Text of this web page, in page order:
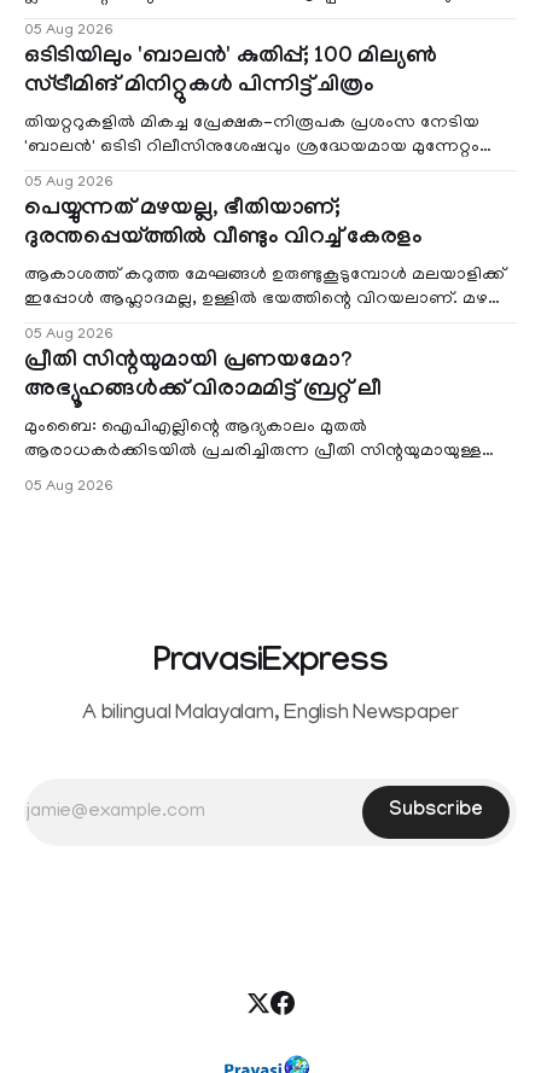
ബെൽ ജാർ' എന്ന ചിത്രത്തി
05 Aug 2026
ഒടിടിയിലും 'ബാലൻ' കുതിപ്പ്; 100 മില്യൺ
സ്ട്രീമിങ് മിനിറ്റുകൾ പിന്നിട്ട് ചിത്രം
തിയറ്ററുകളിൽ മികച്ച പ്രേക്ഷക-നിരൂപക പ്രശംസ നേടിയ
'ബാലൻ' ഒടിടി റിലീസിനുശേഷവും ശ്രദ്ധേയമായ മുന്നേറ്റം
തുടരുന്നു. സീ5-ൽ
05 Aug 2026
പെയ്യുന്നത് മഴയല്ല, ഭീതിയാണ്;
ദുരന്തപ്പെയ്ത്തിൽ വീണ്ടും വിറച്ച് കേരളം
ആകാശത്ത് കറുത്ത മേഘങ്ങൾ ഉരുണ്ടുകൂടുമ്പോൾ മലയാളിക്ക്
ഇപ്പോൾ ആഹ്ലാദമല്ല, ഉള്ളിൽ ഭയത്തിന്റെ വിറയലാണ്. മഴ
ഒരുകാലത്ത് സമൃദ്ധിയുടെയും പ്
05 Aug 2026
പ്രീതി സിന്റയുമായി പ്രണയമോ?
അഭ്യൂഹങ്ങൾക്ക് വിരാമമിട്ട് ബ്രറ്റ് ലീ
മുംബൈ: ഐപിഎല്ലിന്റെ ആദ്യകാലം മുതൽ
ആരാധകർക്കിടയിൽ പ്രചരിച്ചിരുന്ന പ്രീതി സിന്റയുമായുള്ള
പ്രണയ അഭ്യൂഹങ്ങൾ തള്ളി മുൻ ഓസ്ട്രേലിയൻ പേ
05 Aug 2026
PravasiExpress
A bilingual Malayalam, English Newspaper
Subscribe